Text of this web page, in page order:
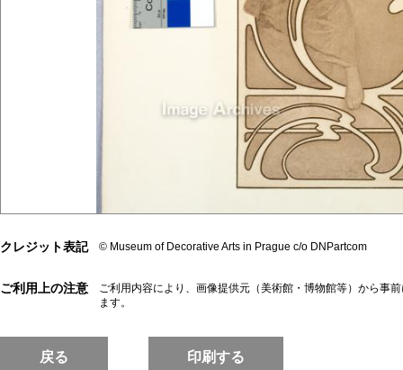
クレジット表記 © Museum of Decorative Arts in Prague c/o DNPartcom
ご利用上の注意
ご利用内容により、画像提供元（美術館・博物館等）から事
ます。
戻る 印刷する